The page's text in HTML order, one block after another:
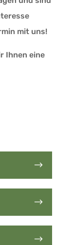
mit uns!
Ihnen eine
$
$
$